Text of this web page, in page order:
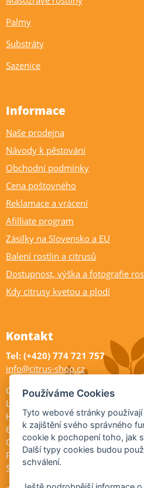
Palmy
Substráty
Sazenice
Informace
Naše prodejna
Návody k pěstování
Obchodní podmínky
Cena poštovného
Reklamace a vrácení
Afilliate program
Zásilky na Slovensko a EU
Balení rostlin a citrusů
Dostupnost, výška a fotografie
Kdy citrusy kvetou a plodí
Kontakt
Tel: (+420) 774 721 757
info@citrus-shop.cz
Citrus shop zahradnictví
Legionářů 2
Hodonín
695 01
Otevřeno:
Po-Pá 9-17
So 9-11:30
Používáme Cookies
Tyto webové stránky
k zajištění svého správného
cookie k pochopení toho, jak
Další typy cookies budou
schválení.